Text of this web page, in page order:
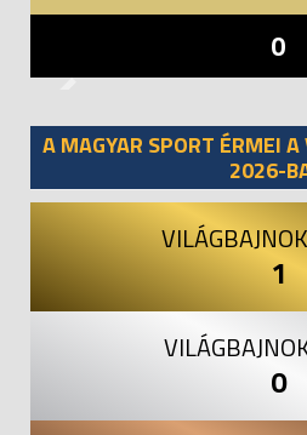
0
A MAGYAR SPORT ÉRMEI
2026-
1
0